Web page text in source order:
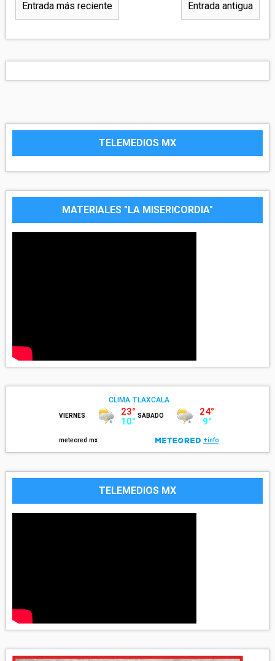
Entrada más reciente Entrada antigua
TELEMEDIOS MX
MATERIALES "LA MISERICORDIA"
TELEMEDIOS MX